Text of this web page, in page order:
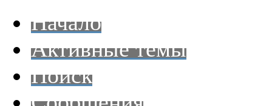
Начало
Активные темы
Поиск